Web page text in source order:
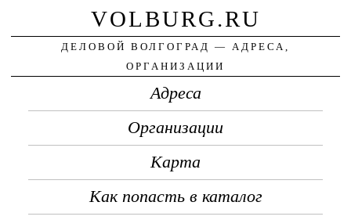
VOLBURG.RU
ДЕЛОВОЙ ВОЛГОГРАД — АДРЕСА,
ОРГАНИЗАЦИИ
Адреса
Организации
Карта
Как попасть в каталог